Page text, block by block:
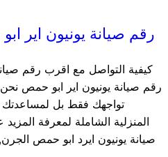
رقم صيانة يونيون اير ابو حمص
كيفية التواصل مع اقرب رقم
رقم صيانة يونيون اير ابو حمص
تواجهك فقط بل لمساعدتك
المنزلية الشاملة لمعرفة
صيانة يونيون ايرد ابو حمص